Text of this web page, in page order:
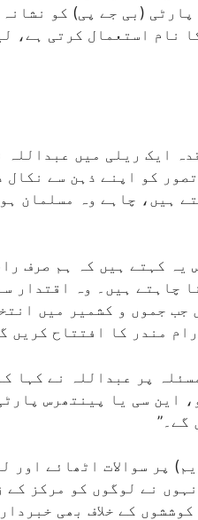
(بی جے پی) کو
نام استعمال کرتی ہے،
ایک ریلی میں عبداللہ
کو اپنے ذہن سے نکال
ہیں، چاہے وہ مسلمان
کہتے ہیں کہ ہم صرف
چاہتے ہیں۔ وہ اقتدار
جب جموں و کشمیر میں
مندر کا افتتاح کریں
پر عبداللہ نے کہا
این سی یا پینتھرس
گے۔”
پر سوالات اٹھائے اور
نے لوگوں کو مرکز کے
کے خلاف بھی